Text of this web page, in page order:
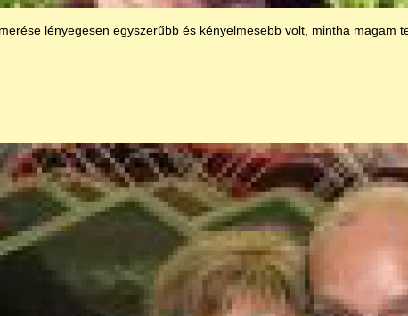
lényegesen egyszerűbb és kényelmesebb volt, mintha magam